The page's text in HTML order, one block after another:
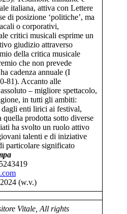
italiana, attiva con Lettere
di posizione ‘politiche’, ma
o corporativi,
critici musicali esprime un
giudizio attraverso
della critica musicale
che non prevede
cadenza annuale (I
81). Accanto alle
– migliore spettacolo,
in tutti gli ambiti:
dagli enti lirici ai festival,
quella prodotta sotto diverse
ha svolto un ruolo attivo
talenti e di iniziative
particolare significato
(w.v.)
Vitale, All rights